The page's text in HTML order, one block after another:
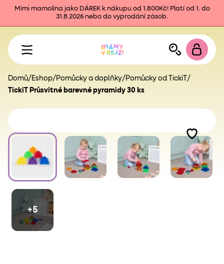
Mimi mamolína jako DÁREK k nákupu od 1.800Kč! Platí od 1. do
31.8.2026 nebo do vyprodání zásob.
Domů/ Eshop/ Pomůcky a doplňky/ Pomůcky od TickiT /
TickiT Průsvitné barevné pyramidy 30 ks
+5